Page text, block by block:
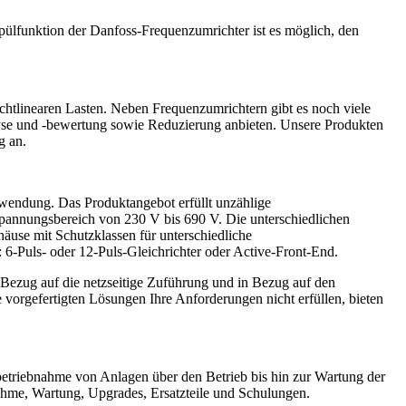
der Danfoss-Frequenzumrichter ist es möglich, den
Lasten. Neben Frequenzumrichtern gibt es noch viele
und -bewertung sowie Reduzierung anbieten. Unsere Produkten
an.
Das Produktangebot erfüllt unzählige
von 230 V bis 690 V. Die unterschiedlichen
mit Schutzklassen für unterschiedliche
Puls- oder 12-Puls-Gleichrichter oder Active-Front-End.
auf die netzseitige Zuführung und in Bezug auf den
Lösungen Ihre Anforderungen nicht erfüllen, bieten
von Anlagen über den Betrieb bis hin zur Wartung der
Wartung, Upgrades, Ersatzteile und Schulungen.